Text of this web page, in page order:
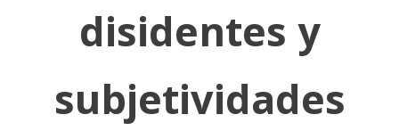
disidentes y
subjetividades